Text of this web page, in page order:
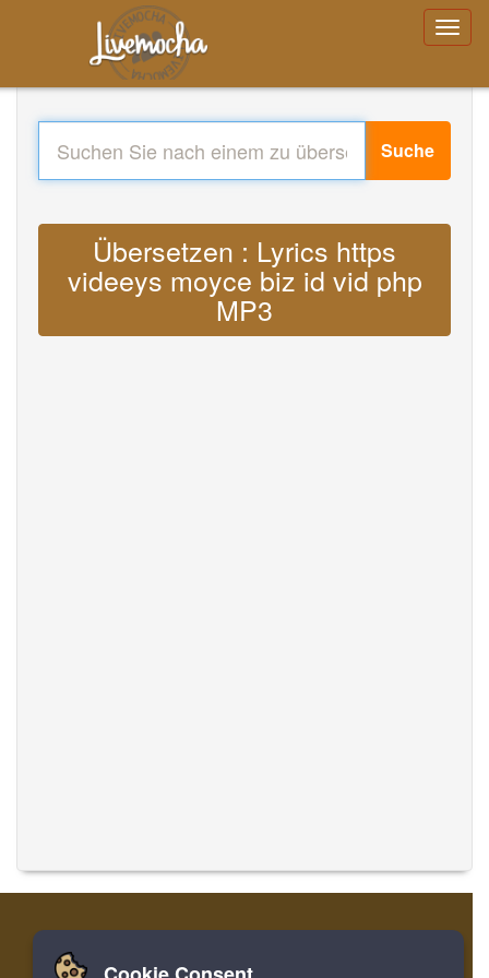
Suche
Übersetzen : Lyrics https
videeys moyce biz id vid php
MP3